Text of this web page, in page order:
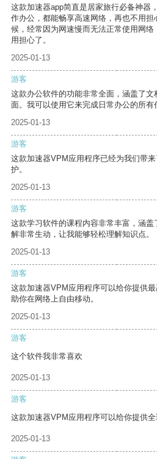
这款加速器app简直是居家旅行必备神器
作办公，都能畅享高速网络，再也不用
候，经常因为网速慢而无法正常使用网
用担心了。
2025-01-13
游客
这款办公软件的功能非常全面，涵盖了
面。我可以使用它来完成日常办公的所有
2025-01-13
游客
这款加速器VPM应用程序已经为我们带
护。
2025-01-13
游客
这款学习软件的课程内容非常丰富，涵
解非常生动，让我能够轻松理解知识点。
2025-01-13
游客
这款加速器VPM应用程序可以给你提供
助你在网络上自由移动。
2025-01-13
游客
这个软件我非常喜欢
2025-01-13
游客
这款加速器VPM应用程序可以给你提供全
2025-01-13